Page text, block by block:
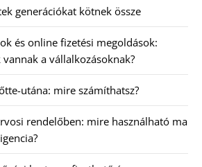
generációkat kötnek össze
és online fizetési megoldások:
a vállalkozásoknak?
utána: mire számíthatsz?
rendelőben: mire használható ma